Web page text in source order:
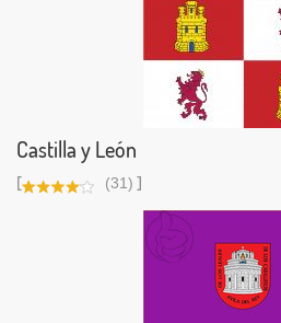
Castilla y León
[ (31) ]